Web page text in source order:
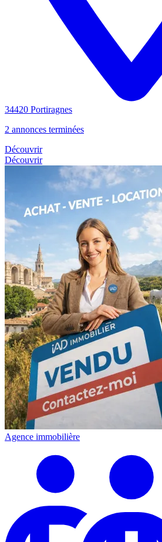
34420 Portiragnes
2 annonces terminées
Découvrir
Découvrir
Agence immobilière